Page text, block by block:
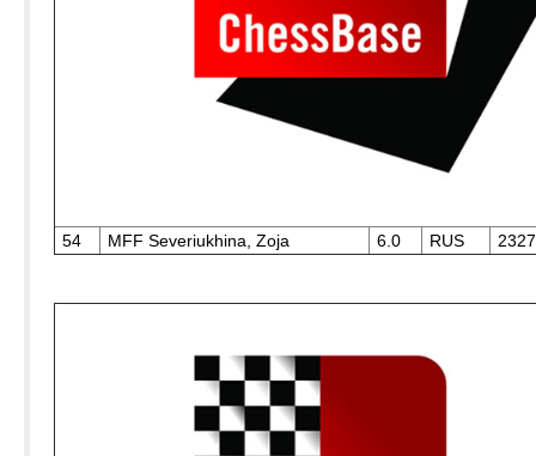
54 MFF Severiukhina, Zoja 6.0 RUS 2327